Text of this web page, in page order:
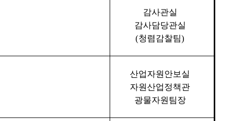
감사관실
감사담당관실
(청렴감찰팀)
산업자원안보실
자원산업정책관
광물자원팀장